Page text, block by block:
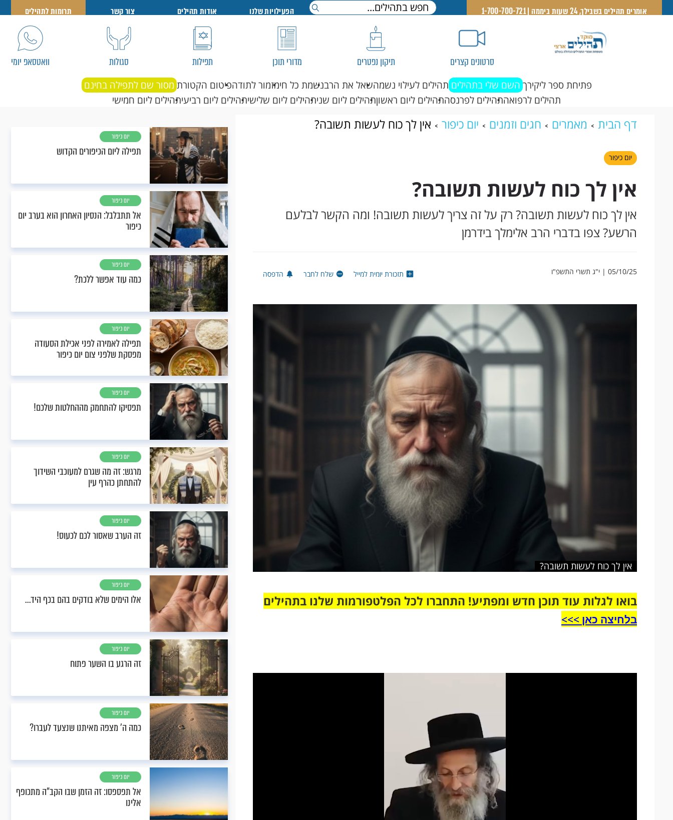
אומרים תהילים בשבילך, 24 שעות ביממה | 1-700-700-721 הפעילויות שלנו אודות תהילים צור קשר תרומות לתהילים
סרטונים קצרים תיקון נפטרים מדורי תוכן תפילות סגולות וואטסאפ יומי
פתיחת ספר ליקירך השם שלי בתהילים תהילים לעילוי נשמהשאל את הרבנשמת כל חימזמור לתודהפיטום הקטורת מסור שם לתפילה בחינם
תהילים לרפואהתהילים לפרנסהתהילים ליום ראשוןתהילים ליום שניתהילים ליום שלישיתהילים ליום רביעיתהילים ליום חמישי
דף הבית מאמרים חגים וזמנים יום כיפור אין לך כוח לעשות תשובה?
יום כיפור
אין לך כוח לעשות תשובה?
אין לך כוח לעשות תשובה? רק על זה צריך לעשות תשובה! ומה הקשר לבלעם
הרשע? צפו בדברי הרב אלימלך בידרמן
05/10/25 | י"ג תשרי התשפ"ו תזכורת יומית למייל שלח לחבר הדפסה
אין לך כוח לעשות תשובה?
בואו לגלות עוד תוכן חדש ומפתיע! התחברו לכל הפלטפורמות שלנו בתהילים
בלחיצה כאן >>>​
יום כיפור
תפילה ליום הכיפורים הקדוש
יום כיפור
אל תתבלבל: הנסיון האחרון הוא בערב יום
כיפור
יום כיפור
כמה עוד אפשר ללכת?
יום כיפור
תפילה לאמירה לפני אכילת הסעודה
מפסקת שלפני צום יום כיפור
יום כיפור
תפסיקו להתחמק מההחלטות שלכם!
יום כיפור
מרגש: זה מה שגרם למעוכבי השידוך
להתחתן כהרף עין
יום כיפור
זה הערב שאסור לכם לכעוס!
יום כיפור
אלו הימים שלא בודקים בהם בכף היד...
יום כיפור
זה הרגע בו השער פתוח
יום כיפור
כמה ה' מצפה מאיתנו שנצעד לעברו?
יום כיפור
אל תפספסו: זה הזמן שבו הקב"ה מתכופף
אלינו